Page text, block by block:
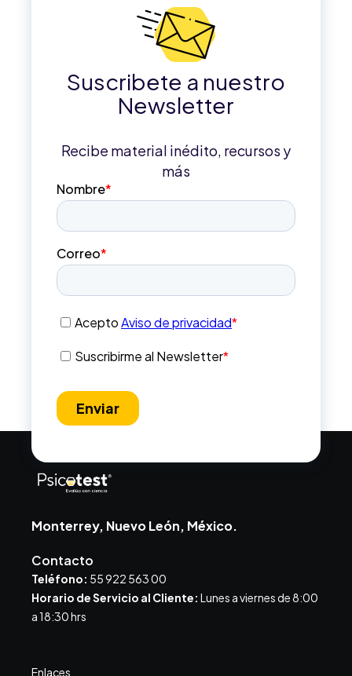
Suscribete a nuestro
Newsletter
Recibe material inédito, recursos y
más
Monterrey, Nuevo León, México.
Contacto
Teléfono: 55 922 563 00
Horario de Servicio al Cliente: Lunes a viernes de 8:00
a 18:30 hrs
Enlaces